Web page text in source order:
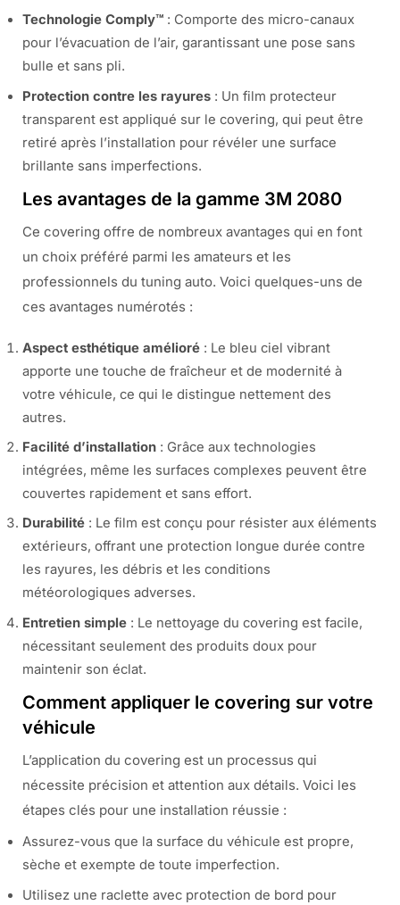
Technologie Comply™ : Comporte des micro-canaux
pour l’évacuation de l’air, garantissant une pose sans
bulle et sans pli.
Protection contre les rayures : Un film protecteur
transparent est appliqué sur le covering, qui peut être
retiré après l’installation pour révéler une surface
brillante sans imperfections.
Les avantages de la gamme 3M 2080
Ce covering offre de nombreux avantages qui en font
un choix préféré parmi les amateurs et les
professionnels du tuning auto. Voici quelques-uns de
ces avantages numérotés :
Aspect esthétique amélioré : Le bleu ciel vibrant
apporte une touche de fraîcheur et de modernité à
votre véhicule, ce qui le distingue nettement des
autres.
Facilité d’installation : Grâce aux technologies
intégrées, même les surfaces complexes peuvent être
couvertes rapidement et sans effort.
Durabilité : Le film est conçu pour résister aux éléments
extérieurs, offrant une protection longue durée contre
les rayures, les débris et les conditions
météorologiques adverses.
Entretien simple : Le nettoyage du covering est facile,
nécessitant seulement des produits doux pour
maintenir son éclat.
Comment appliquer le covering sur votre
véhicule
L’application du covering est un processus qui
nécessite précision et attention aux détails. Voici les
étapes clés pour une installation réussie :
Assurez-vous que la surface du véhicule est propre,
sèche et exempte de toute imperfection.
Utilisez une raclette avec protection de bord pour